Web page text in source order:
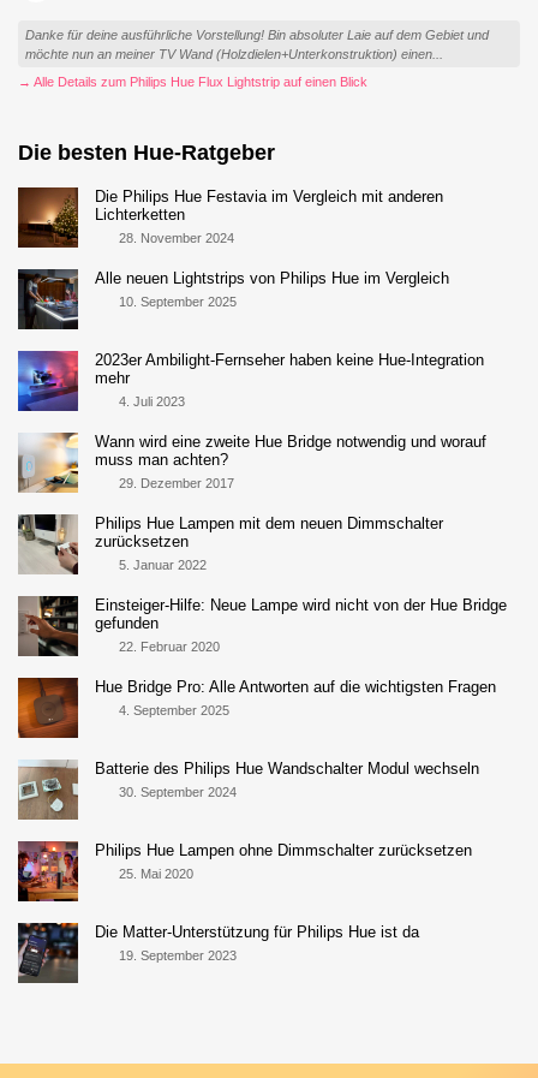
Danke für deine ausführliche Vorstellung! Bin absoluter Laie auf dem Gebiet und
möchte nun an meiner TV Wand (Holzdielen+Unterkonstruktion) einen...
→ Alle Details zum Philips Hue Flux Lightstrip auf einen Blick
Die besten Hue-Ratgeber
Die Philips Hue Festavia im Vergleich mit anderen
Lichterketten
28. November 2024
Alle neuen Lightstrips von Philips Hue im Vergleich
10. September 2025
2023er Ambilight-Fernseher haben keine Hue-Integration
mehr
4. Juli 2023
Wann wird eine zweite Hue Bridge notwendig und worauf
muss man achten?
29. Dezember 2017
Philips Hue Lampen mit dem neuen Dimmschalter
zurücksetzen
5. Januar 2022
Einsteiger-Hilfe: Neue Lampe wird nicht von der Hue Bridge
gefunden
22. Februar 2020
Hue Bridge Pro: Alle Antworten auf die wichtigsten Fragen
4. September 2025
Batterie des Philips Hue Wandschalter Modul wechseln
30. September 2024
Philips Hue Lampen ohne Dimmschalter zurücksetzen
25. Mai 2020
Die Matter-Unterstützung für Philips Hue ist da
19. September 2023